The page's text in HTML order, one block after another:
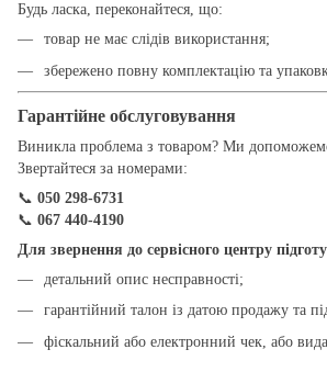
Будь ласка, переконайтеся, що:
товар не має слідів використання;
збережено повну комплектацію та
Гарантійне обслуговування
Виникла проблема з товаром? Ми
Звертайтеся за номерами:
📞 050 298-6731
📞 067 440-4190
Для звернення до сервісного центру
детальний опис несправності;
гарантійний талон із датою продажу та
фіскальний або електронний чек, або